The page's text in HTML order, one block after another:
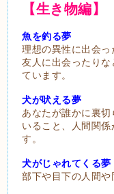
【生き物編】
魚を釣る夢
理想の異性に出会
友人に出会ったり
ています。
犬が吠える夢
あなたが誰かに裏
いること、人間関
す。
犬がじゃれてくる夢
部下や目下の人間や